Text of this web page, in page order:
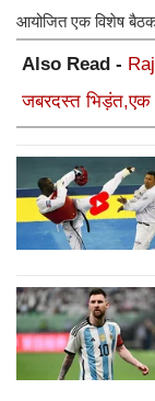
आयोजित एक विशेष
Also Read -
जबरदस्त भिड़ंत,एक